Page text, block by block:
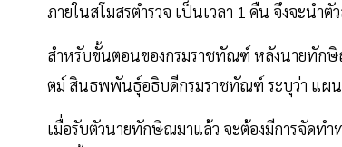
ภายในสโมสรตำรวจ เป็นเวลา 1 คืน จึงจะนำตั
สำหรับขั้นตอนของกรมราชทัณฑ์ หลังนายทักษิ
ตม์ สินธพพันธุ์อธิบดีกรมราชทัณฑ์ ระบุว่า แผน
เมื่อรับตัวนายทักษิณมาแล้ว จะต้องมีการจัดทำ